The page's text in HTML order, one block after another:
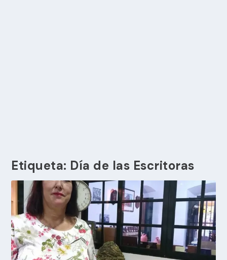
Etiqueta: Día de las Escritoras